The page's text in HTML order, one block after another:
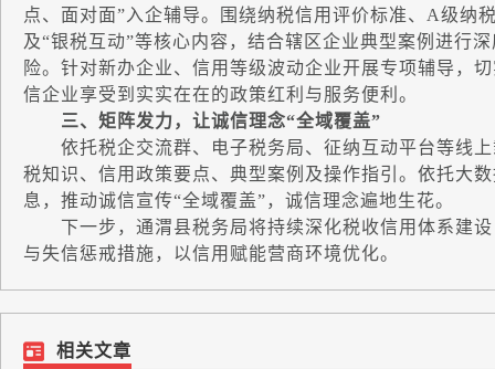
点、面对面”入企辅导。围绕纳税信用评价标准、A级纳
及“银税互动”等核心内容，结合辖区企业典型案例进行
险。针对新办企业、信用等级波动企业开展专项辅导，
信企业享受到实实在在的政策红利与服务便利。
三、矩阵发力，让诚信理念“全域覆盖”
依托税企交流群、电子税务局、征纳互动平台等线上
税知识、信用政策要点、典型案例及操作指引。依托大
息，推动诚信宣传“全域覆盖”，诚信理念遍地生花。
下一步，通渭县税务局将持续深化税收信用体系建设
与失信惩戒措施，以信用赋能营商环境优化。
相关文章